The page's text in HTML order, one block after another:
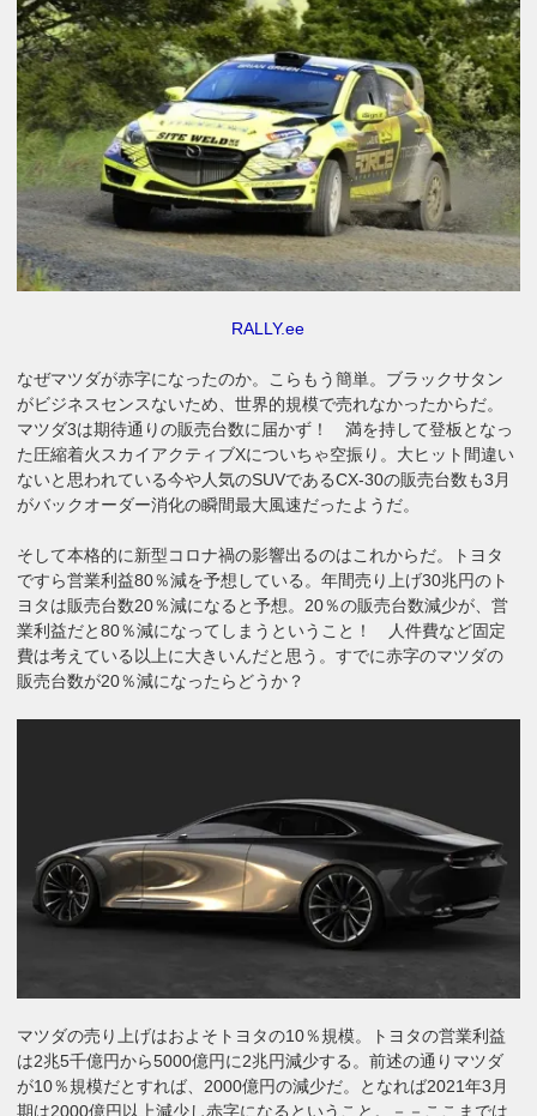
RALLY.ee
なぜマツダが赤字になったのか。こらもう簡単。ブラックサタン
がビジネスセンスないため、世界的規模で売れなかったからだ。
マツダ3は期待通りの販売台数に届かず！ 満を持して登板となっ
た圧縮着火スカイアクティブXについちゃ空振り。大ヒット間違い
ないと思われている今や人気のSUVであるCX-30の販売台数も3月
がバックオーダー消化の瞬間最大風速だったようだ。
そして本格的に新型コロナ禍の影響出るのはこれからだ。トヨタ
ですら営業利益80％減を予想している。年間売り上げ30兆円のト
ヨタは販売台数20％減になると予想。20％の販売台数減少が、営
業利益だと80％減になってしまうということ！ 人件費など固定
費は考えている以上に大きいんだと思う。すでに赤字のマツダの
販売台数が20％減になったらどうか？
マツダの売り上げはおよそトヨタの10％規模。トヨタの営業利益
は2兆5千億円から5000億円に2兆円減少する。前述の通りマツダ
が10％規模だとすれば、2000億円の減少だ。となれば2021年3月
期は2000億円以上減少し赤字になるということ。－－ここまでは